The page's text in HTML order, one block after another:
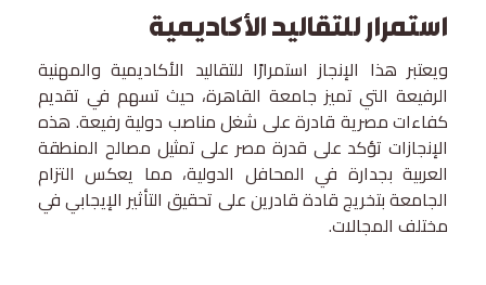
استمرار للتقاليد الأكاديمية
ويعتبر هذا الإنجاز استمرارًا للتقاليد الأكاديمية والمهنية
الرفيعة التي تميز جامعة القاهرة، حيث تسهم في تقديم
كفاءات مصرية قادرة على شغل مناصب دولية رفيعة. هذه
الإنجازات تؤكد على قدرة مصر على تمثيل مصالح المنطقة
العربية بجدارة في المحافل الدولية، مما يعكس التزام
الجامعة بتخريج قادة قادرين على تحقيق التأثير الإيجابي في
مختلف المجالات.